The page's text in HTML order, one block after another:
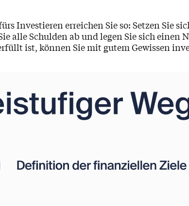
Investieren erreichen Sie so: Setzen Sie
alle Schulden ab und legen Sie sich einen
ist, können Sie mit gutem Gewissen